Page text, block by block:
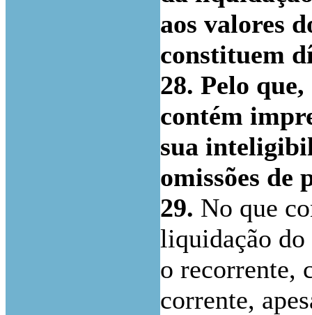
aos valores
constituem
28. Pelo
contém
sua
omissões de
29. No que
liquidação
o recorrente,
corrente,